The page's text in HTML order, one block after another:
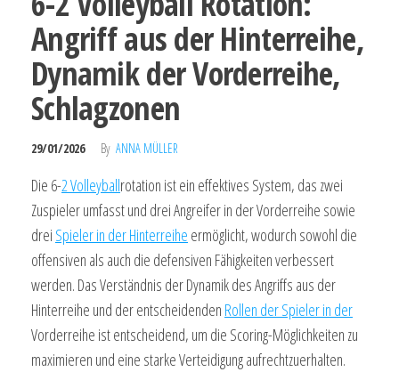
Angriff aus der Hinterreihe,
Dynamik der Vorderreihe,
Schlagzonen
29/01/2026 By ANNA MÜLLER
Die 6-2 Volleyballrotation ist ein effektives System, das zwei
Zuspieler umfasst und drei Angreifer in der Vorderreihe sowie
drei Spieler in der Hinterreihe ermöglicht, wodurch sowohl die
offensiven als auch die defensiven Fähigkeiten verbessert
werden. Das Verständnis der Dynamik des Angriffs aus der
Hinterreihe und der entscheidenden Rollen der Spieler in der
Vorderreihe ist entscheidend, um die Scoring-Möglichkeiten zu
maximieren und eine starke Verteidigung aufrechtzuerhalten.